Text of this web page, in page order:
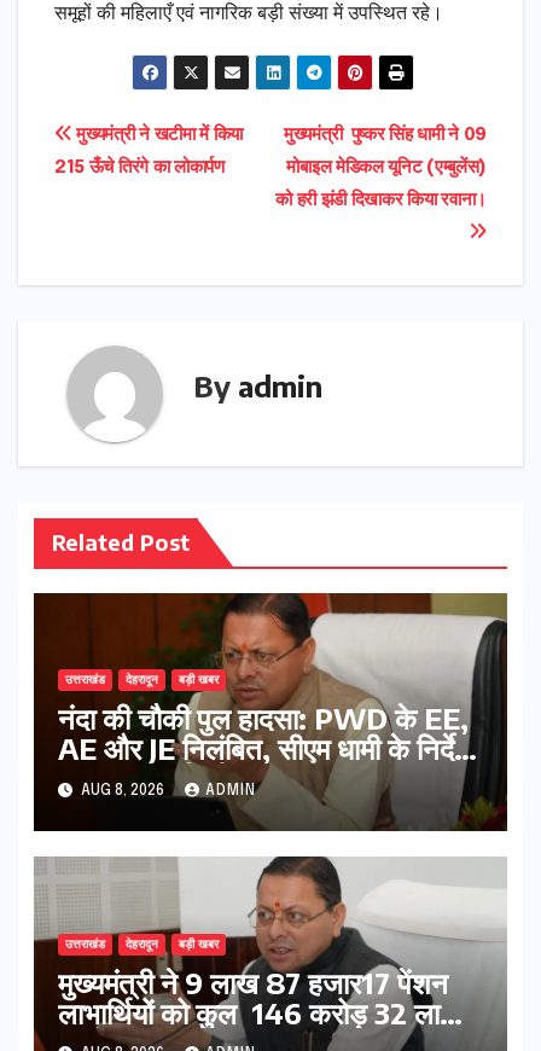
समूहों की महिलाएँ एवं नागरिक बड़ी संख्या में उपस्थित रहे।
Post
मुख्यमंत्री पुष्कर सिंह धामी ने 09
मोबाइल मेडिकल यूनिट (एम्बुलेंस)
को हरी झंडी दिखाकर किया रवाना।
मुख्यमंत्री ने खटीमा में किया
215 ऊँचे तिरंगे का लोकार्पण
By admin
Related Post
उत्तराखंड देहरादून बड़ी खबर
नंदा की चौकी पुल हादसा: PWD के EE,
AE और JE निलंबित, सीएम धामी के निर्देश
पर सख्त कार्रवाई
AUG 8, 2026 ADMIN
उत्तराखंड देहरादून बड़ी खबर
मुख्यमंत्री ने 9 लाख 87 हजार17 पेंशन
लाभार्थियों को कुल 146 करोड़ 32 लाख
की पेंशन राशि का किया भुगतान